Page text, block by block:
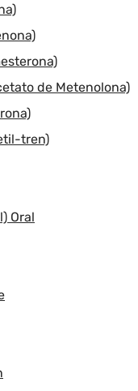
de Metenolona)
tren)
Oral